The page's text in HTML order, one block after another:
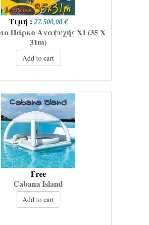
Τιμή : 27.500,00 €
Πάρκο Αναψυχής XI (35 Χ
31m)
Add to cart
Free
Cabana Island
Add to cart